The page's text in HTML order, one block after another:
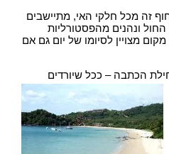
זה מכל חלקי האי, מתיישבים
ונהנים מהפסטורליות
מצויין לסיומו של יום גם אם
הכתבה – ככל שיורדים